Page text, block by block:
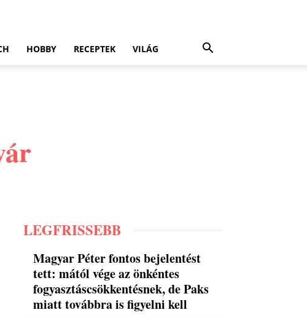
HOBBY RECEPTEK VILÁG
LEGFRISSEBB
Magyar Péter fontos bejelentést
tett: mától vége az önkéntes
fogyasztáscsökkentésnek, de Paks
miatt továbbra is figyelni kell